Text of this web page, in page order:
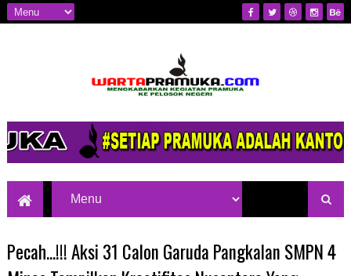
Pelosok Negeri
Pecah...!!! Aksi 31 Calon Garuda Pangkalan SMPN 4